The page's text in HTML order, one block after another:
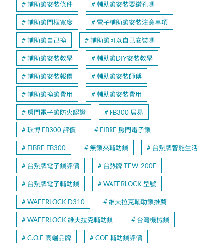
輔助鎖安裝條件 輔助鎖安裝要鑽孔嗎
輔助鎖門框寬度 電子輔助鎖安裝注意事項
輔助鎖自己換 輔助鎖可以自己安裝嗎
輔助鎖安裝教學 輔助鎖DIY安裝教學
輔助鎖安裝報價 輔助鎖安裝師傅
輔助鎖換鎖費用 輔助鎖安裝費用
房門電子鎖防火認證 FB300 居易
琺博 FB300 評價 FIBRE 房門電子鎖
FIBRE FB300 無鎖夾輔助鎖 台熱牌智能生活
台熱牌電子鎖評價 台熱牌 TEW-200F
台熱牌電子輔助鎖 WAFERLOCK 型號
WAFERLOCK D310 維夫拉克輔助鎖推薦
WAFERLOCK 維夫拉克輔助鎖 台灣機械鎖
C.O.E 高端品牌 COE 輔助鎖評價